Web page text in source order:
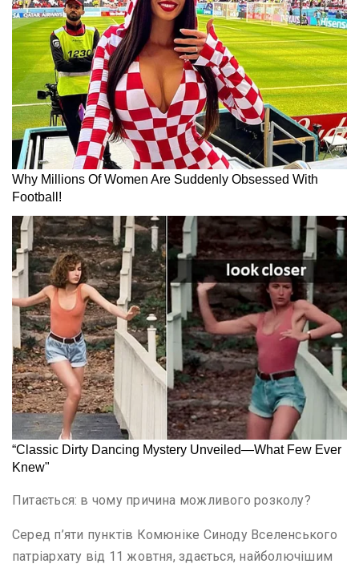
Питається: в чому причина можливого розколу?
Серед п’яти пунктів Комюніке Синоду Вселенського
патріархату від 11 жовтня, здається, найболючішим